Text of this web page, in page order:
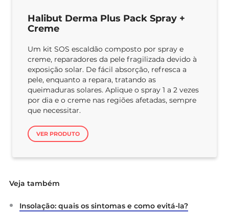
Halibut Derma Plus Pack Spray +
Creme
Um kit SOS escaldão composto por spray e
creme, reparadores da pele fragilizada devido à
exposição solar. De fácil absorção, refresca a
pele, enquanto a repara, tratando as
queimaduras solares. Aplique o spray 1 a 2 vezes
por dia e o creme nas regiões afetadas, sempre
que necessitar.
VER PRODUTO
Veja também
Insolação: quais os sintomas e como evitá-la?